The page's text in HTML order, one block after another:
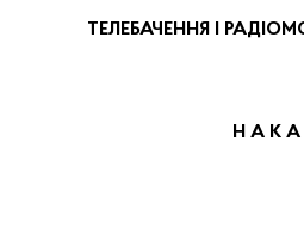
ТЕЛЕБАЧЕННЯ І
Н А К А